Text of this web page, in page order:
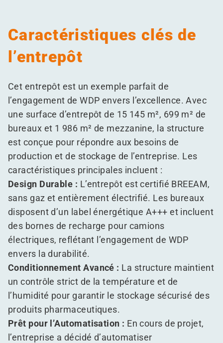
Caractéristiques clés de
l’entrepôt
Cet entrepôt est un exemple parfait de
l’engagement de WDP envers l’excellence. Avec
une surface d’entrepôt de 15 145 m², 699 m² de
bureaux et 1 986 m² de mezzanine, la structure
est conçue pour répondre aux besoins de
production et de stockage de l’entreprise. Les
caractéristiques principales incluent :
Design Durable : L’entrepôt est certifié BREEAM,
sans gaz et entièrement électrifié. Les bureaux
disposent d’un label énergétique A+++ et incluent
des bornes de recharge pour camions
électriques, reflétant l’engagement de WDP
envers la durabilité.
Conditionnement Avancé : La structure maintient
un contrôle strict de la température et de
l’humidité pour garantir le stockage sécurisé des
produits pharmaceutiques.
Prêt pour l’Automatisation : En cours de projet,
l’entreprise a décidé d’automatiser